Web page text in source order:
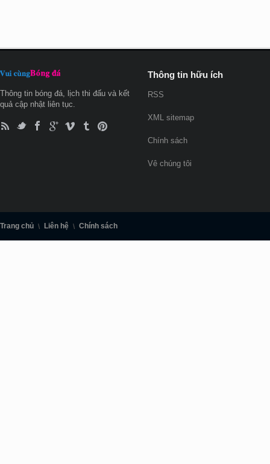
Thông tin bóng đá, lịch thi đấu và kết
quả cập nhật liên tục.
Thông tin hữu ích
RSS
XML sitemap
Chính sách
Vê chúng tôi
Trang chủ Liên hệ Chính sách